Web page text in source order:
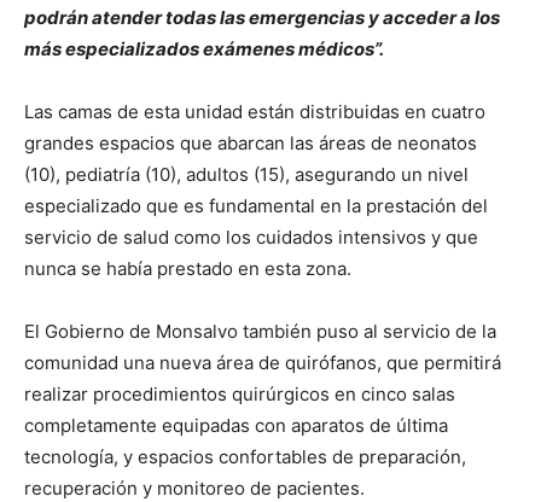
podrán atender todas las emergencias y acceder a los
más especializados exámenes médicos”.
Las camas de esta unidad están distribuidas en cuatro
grandes espacios que abarcan las áreas de neonatos
(10), pediatría (10), adultos (15), asegurando un nivel
especializado que es fundamental en la prestación del
servicio de salud como los cuidados intensivos y que
nunca se había prestado en esta zona.
El Gobierno de Monsalvo también puso al servicio de la
comunidad una nueva área de quirófanos, que permitirá
realizar procedimientos quirúrgicos en cinco salas
completamente equipadas con aparatos de última
tecnología, y espacios confortables de preparación,
recuperación y monitoreo de pacientes.